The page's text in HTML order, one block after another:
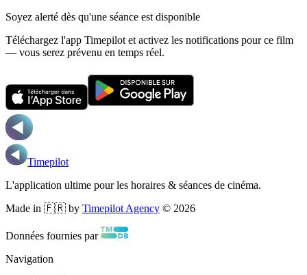
Soyez alerté dès qu'une séance est disponible
Téléchargez l'app Timepilot et activez les notifications pour ce film
— vous serez prévenu en temps réel.
Timepilot
L'application ultime pour les horaires & séances de cinéma.
Made in 🇫🇷 by Timepilot Agency © 2026
Données fournies par
Navigation